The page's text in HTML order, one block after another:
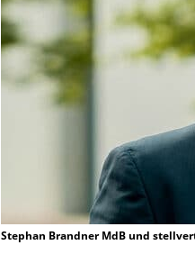
Stephan Brandner MdB und